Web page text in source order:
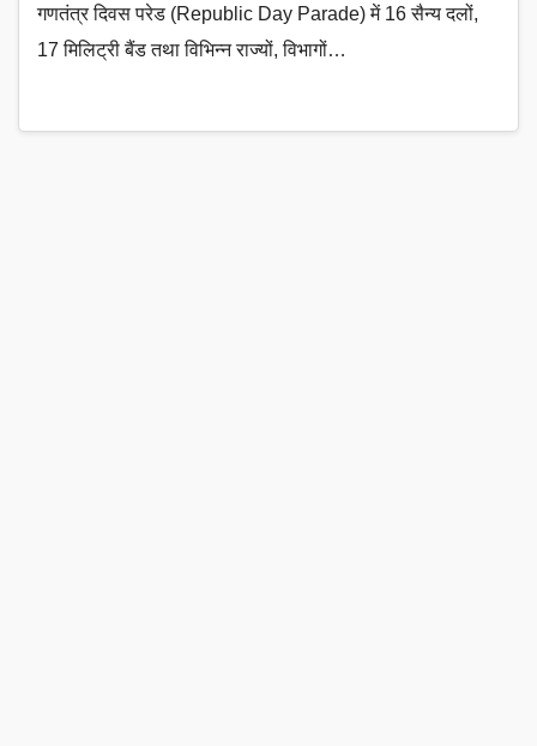
गणतंत्र दिवस परेड (Republic Day Parade) में 16 सैन्य दलों,
17 मिलिट्री बैंड तथा विभिन्न राज्यों, विभागों…